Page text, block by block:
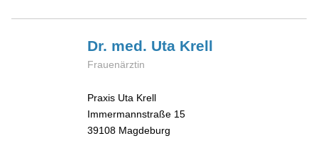
Dr. med. Uta Krell
Frauenärztin
Praxis Uta Krell
Immermannstraße 15
39108 Magdeburg